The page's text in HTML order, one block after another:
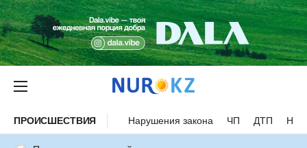
ПРОИСШЕСТВИЯ Нарушения закона ЧП ДТП